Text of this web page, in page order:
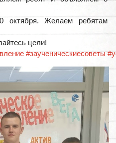
октября. Желаем ребятам
цели!
#заученическиесоветы